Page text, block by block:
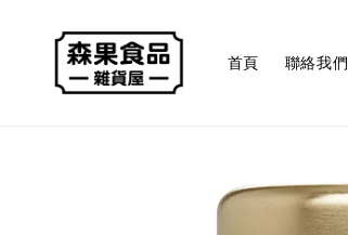
首頁 聯絡我們